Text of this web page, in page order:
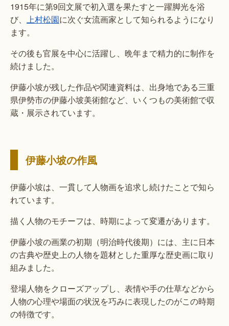
1915年に第9回文展で初入選を果たすと一躍脚光を浴
び、 上村松園に次ぐ女流画家として知られるようになり
ます。
その後も官展を中心に活躍し、晩年まで精力的に制作を
続けました。
伊藤小坡が残した作品や関連資料は、出身地である三重
県伊勢市の伊藤小坡美術館など、いくつもの美術館で収
蔵・展示されています。
伊藤小坡の作風
伊藤小坡は、一貫して人物画を追求し続けたことで知ら
れています。
描く人物のモチーフは、時期によって変遷があります。
伊藤小坡の画業の初期（明治時代後期）には、主に日本
の古典や歴史上の人物を題材とした重厚な歴史画に取り
組みました。
登場人物をクローズアップし、表情や手の仕草などから
人物の心理や場面の状況を巧みに表現したのがこの時期
の特徴です。